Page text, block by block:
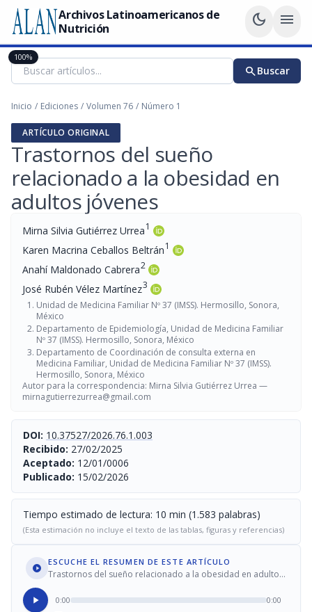
Archivos Latinoamericanos de
Nutrición
dark_mode menu
searchBuscar
Inicio / Ediciones / Volumen 76 / Número 1
ARTÍCULO ORIGINAL
Trastornos del sueño
relacionado a la obesidad en
adultos jóvenes
Mirna Silvia Gutiérrez Urrea1
Karen Macrina Ceballos Beltrán1
Anahí Maldonado Cabrera2
José Rubén Vélez Martínez3
Unidad de Medicina Familiar Nº 37 (IMSS). Hermosillo, Sonora,
México
Departamento de Epidemiología, Unidad de Medicina Familiar
Nº 37 (IMSS). Hermosillo, Sonora, México
Departamento de Coordinación de consulta externa en
Medicina Familiar, Unidad de Medicina Familiar Nº 37 (IMSS).
Hermosillo, Sonora, México
Autor para la correspondencia: Mirna Silvia Gutiérrez Urrea —
mirnagutierrezurrea@gmail.com
DOI: 10.37527/2026.76.1.003
Recibido: 27/02/2025
Aceptado: 12/01/0006
Publicado: 15/02/2026
Tiempo estimado de lectura: 10 min (1.583 palabras)
(Esta estimación no incluye el texto de las tablas, figuras y referencias)
ESCUCHE EL RESUMEN DE ESTE ARTÍCULO
Trastornos del sueño relacionado a la obesidad en adultos
0:00
0:00
100%